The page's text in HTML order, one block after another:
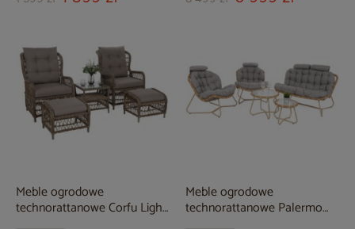
Meble ogrodowe
technorattanowe Corfu Light
Meble ogrodowe
technorattanowe Palermo